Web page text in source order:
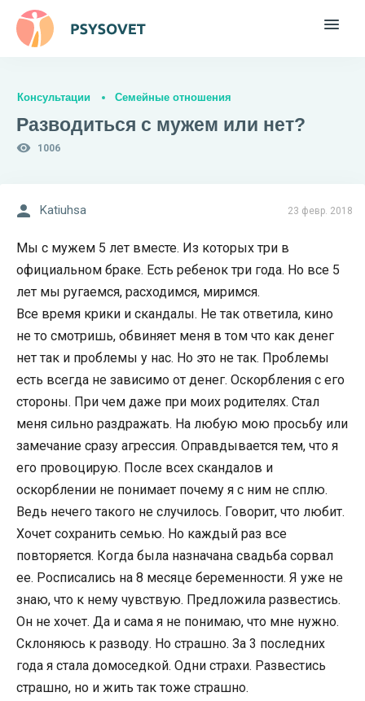
Консультации Семейные отношения
Разводиться с мужем или нет?
1006
23 февр. 2018
Katiuhsa
Мы с мужем 5 лет вместе. Из которых три в
официальном браке. Есть ребенок три года. Но все 5
лет мы ругаемся, расходимся, миримся.
Все время крики и скандалы. Не так ответила, кино
не то смотришь, обвиняет меня в том что как денег
нет так и проблемы у нас. Но это не так. Проблемы
есть всегда не зависимо от денег. Оскорбления с его
стороны. При чем даже при моих родителях. Стал
меня сильно раздражать. На любую мою просьбу или
замечание сразу агрессия. Оправдывается тем, что я
его провоцирую. После всех скандалов и
оскорблении не понимает почему я с ним не сплю.
Ведь нечего такого не случилось. Говорит, что любит.
Хочет сохранить семью. Но каждый раз все
повторяется. Когда была назначана свадьба сорвал
ее. Росписались на 8 месяце беременности. Я уже не
знаю, что к нему чувствую. Предложила развестись.
Он не хочет. Да и сама я не понимаю, что мне нужно.
Склоняюсь к разводу. Но страшно. За 3 последних
года я стала домоседкой. Одни страхи. Развестись
страшно, но и жить так тоже страшно.